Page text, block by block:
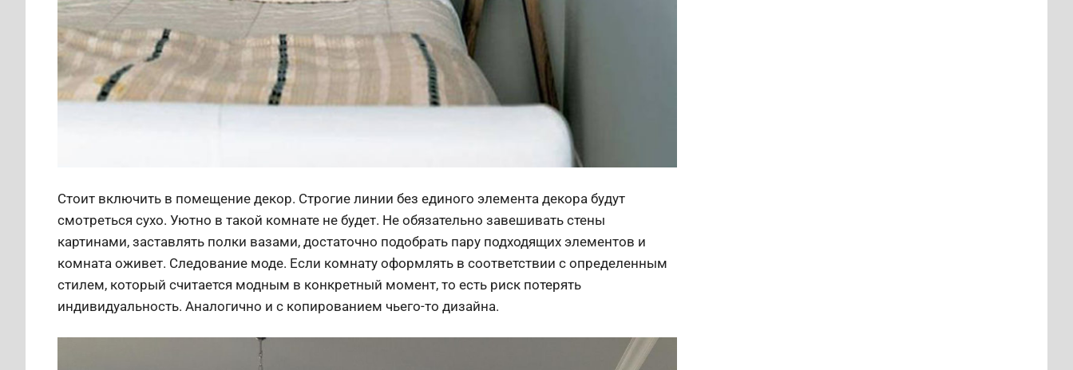
Стоит включить в помещение декор. Строгие линии без единого элемента декора будут
смотреться сухо. Уютно в такой комнате не будет. Не обязательно завешивать стены
картинами, заставлять полки вазами, достаточно подобрать пару подходящих элементов и
комната оживет. Следование моде. Если комнату оформлять в соответствии с определенным
стилем, который считается модным в конкретный момент, то есть риск потерять
индивидуальность. Аналогично и с копированием чьего-то дизайна.